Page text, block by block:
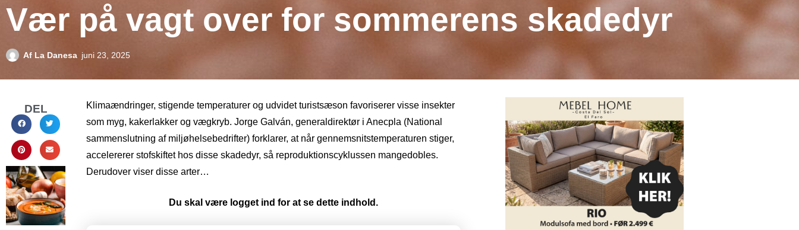
Vær på vagt over for sommerens skadedyr
Af La Danesa juni 23, 2025
DEL
Klimaændringer, stigende temperaturer og udvidet turistsæson favoriserer visse insekter
som myg, kakerlakker og vægkryb. Jorge Galván, generaldirektør i Anecpla (National
sammenslutning af miljøhelsebedrifter) forklarer, at når gennemsnitstemperaturen stiger,
accelererer stofskiftet hos disse skadedyr, så reproduktionscyklussen mangedobles.
Derudover viser disse arter…
Du skal være logget ind for at se dette indhold.